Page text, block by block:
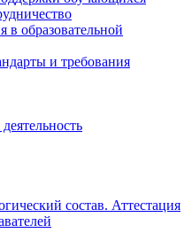
в образовательной
и требования
состав. Аттестация